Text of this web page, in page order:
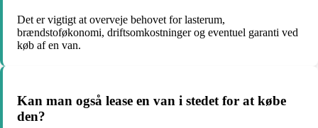
Det er vigtigt at overveje behovet for lasterum,
brændstoføkonomi, driftsomkostninger og eventuel garanti ved
køb af en van.
Kan man også lease en van i stedet for at købe
den?